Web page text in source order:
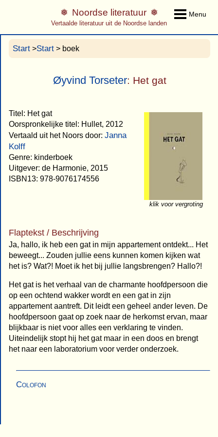
Menu
Noordse literatuur
Vertaalde literatuur uit de Noordse landen
Start >Start > boek
Øyvind Torseter: Het gat
klik voor vergroting
Titel: Het gat
Oorspronkelijke titel: Hullet, 2012
Vertaald uit het Noors door: Janna
Kolff
Genre: kinderboek
Uitgever: de Harmonie, 2015
ISBN13: 978-9076174556
Flaptekst / Beschrijving
Ja, hallo, ik heb een gat in mijn appartement ontdekt... Het
beweegt... Zouden jullie eens kunnen komen kijken wat
het is? Wat?! Moet ik het bij jullie langsbrengen? Hallo?!
Het gat is het verhaal van de charmante hoofdpersoon die
op een ochtend wakker wordt en een gat in zijn
appartement aantreft. Dit leidt een geheel ander leven. De
hoofdpersoon gaat op zoek naar de herkomst ervan, maar
blijkbaar is niet voor alles een verklaring te vinden.
Uiteindelijk stopt hij het gat maar in een doos en brengt
het naar een laboratorium voor verder onderzoek.
Colofon